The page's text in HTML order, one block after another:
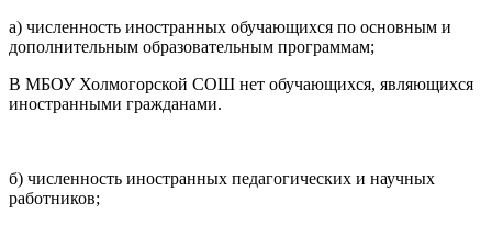
а) численность иностранных обучающихся по основным и
дополнительным образовательным программам;
В МБОУ Холмогорской СОШ нет обучающихся, являющихся
иностранными гражданами.
б) численность иностранных педагогических и научных
работников;